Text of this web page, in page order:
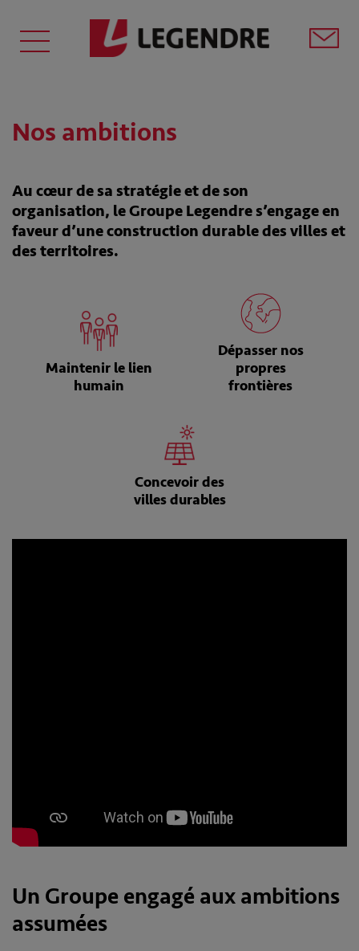
Nos ambitions
Au cœur de sa stratégie et de son
organisation, le Groupe Legendre s’engage en
faveur d’une construction durable des villes et
des territoires.
Maintenir le lien
humain
Dépasser nos
propres
frontières
Concevoir des
villes durables
Un Groupe engagé aux ambitions
assumées